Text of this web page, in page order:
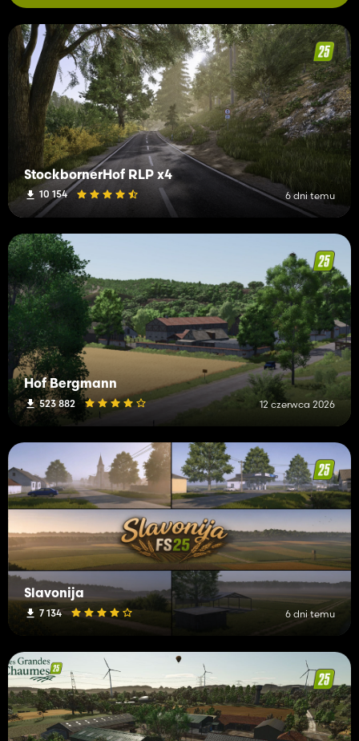
StockbornerHof RLP x4
10 154 6 dni temu
Hof Bergmann
523 882 12 czerwca 2026
Slavonija
7 134 6 dni temu